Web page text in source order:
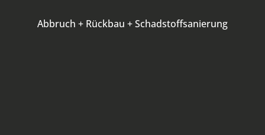
Abbruch + Rückbau + Schadstoffsanierung